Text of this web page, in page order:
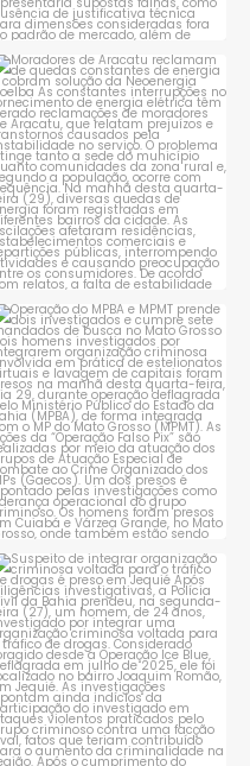
Moradores de Aracatu
reclamam de quedas
constantes ...
1 0
Operação do MPBA e MPMT
prende dois investigados e...
1 0
Suspeito de integrar
organização criminosa
voltada...
1 0